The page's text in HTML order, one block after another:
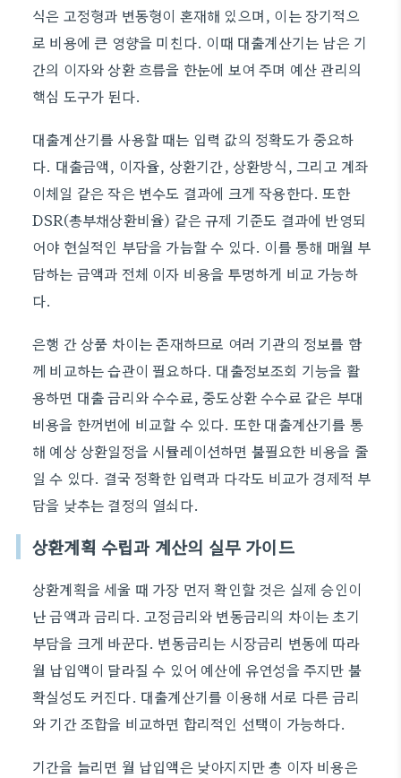
식은 고정형과 변동형이 혼재해 있으며, 이는 장기적으
로 비용에 큰 영향을 미친다. 이때 대출계산기는 남은 기
간의 이자와 상환 흐름을 한눈에 보여 주며 예산 관리의
핵심 도구가 된다.
대출계산기를 사용할 때는 입력 값의 정확도가 중요하
다. 대출금액, 이자율, 상환기간, 상환방식, 그리고 계좌
이체일 같은 작은 변수도 결과에 크게 작용한다. 또한
DSR(총부채상환비율) 같은 규제 기준도 결과에 반영되
어야 현실적인 부담을 가늠할 수 있다. 이를 통해 매월 부
담하는 금액과 전체 이자 비용을 투명하게 비교 가능하
다.
은행 간 상품 차이는 존재하므로 여러 기관의 정보를 함
께 비교하는 습관이 필요하다. 대출정보조회 기능을 활
용하면 대출 금리와 수수료, 중도상환 수수료 같은 부대
비용을 한꺼번에 비교할 수 있다. 또한 대출계산기를 통
해 예상 상환일정을 시뮬레이션하면 불필요한 비용을 줄
일 수 있다. 결국 정확한 입력과 다각도 비교가 경제적 부
담을 낮추는 결정의 열쇠다.
상환계획 수립과 계산의 실무 가이드
상환계획을 세울 때 가장 먼저 확인할 것은 실제 승인이
난 금액과 금리다. 고정금리와 변동금리의 차이는 초기
부담을 크게 바꾼다. 변동금리는 시장금리 변동에 따라
월 납입액이 달라질 수 있어 예산에 유연성을 주지만 불
확실성도 커진다. 대출계산기를 이용해 서로 다른 금리
와 기간 조합을 비교하면 합리적인 선택이 가능하다.
기간을 늘리면 월 납입액은 낮아지지만 총 이자 비용은